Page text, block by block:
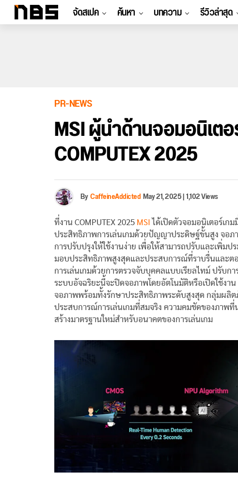
จัดสเปค ค้นหา บทความ รีวิวล่าสุด
PR-NEWS
MSI ผู้นำด้านจอมอนิเต
COMPUTEX 2025
ByCaffeineAddictedMay 21, 2025|1,102 Views
ที่งาน COMPUTEX 2025 MSI
ได้เปิดตัวจอมอนิเตอร์เก
ประสิทธิภาพการเล่นเกมด้วยปัญญาประดิษฐ์ขั้นสูง จอภ
การปรับปรุงให้ใช้งานง่าย เพื่อให้สามารถปรับและเพิ่มป
มอบประสิทธิภาพสูงสุดและประสบการณ์ที่ราบรื่นและต
การเล่นเกมด้วยการตรวจจับบุคคลแบบเรียลไทม์ ปรับ
ระบบอัจฉริยะนี้จะปิดจอภาพโดยอัตโนมัติหรือเปิดใช้งาน
จอภาพพร้อมทั้งรักษาประสิทธิภาพระดับสูงสุด กลุ่มผลิ
ประสบการณ์การเล่นเกมที่สมจริง ความคมชัดของภาพ
สร้างมาตรฐานใหม่สำหรับอนาคตของการเล่นเกม